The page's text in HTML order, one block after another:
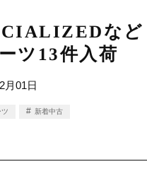
など
ツ13件入荷
月01日
ツ 新着中古